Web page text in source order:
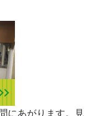
にあがります。見